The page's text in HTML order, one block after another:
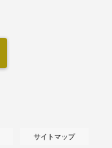
サイトマップ